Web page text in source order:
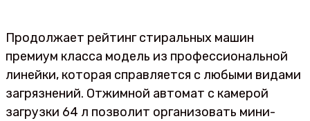
Продолжает рейтинг стиральных машин
премиум класса модель из профессиональной
линейки, которая справляется с любыми видами
загрязнений. Отжимной автомат с камерой
загрузки 64 л позволит организовать мини-